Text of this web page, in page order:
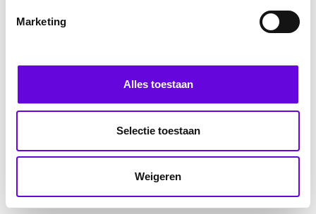
Marketing
Alles toestaan
Selectie toestaan
Weigeren